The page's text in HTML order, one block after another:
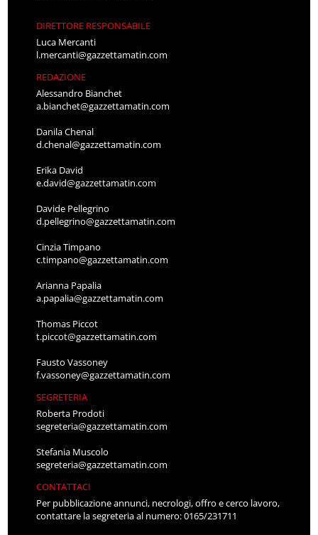
DIRETTORE RESPONSABILE
Luca Mercanti
l.mercanti@gazzettamatin.com
REDAZIONE
Alessandro Bianchet
a.bianchet@gazzettamatin.com
Danila Chenal
d.chenal@gazzettamatin.com
Erika David
e.david@gazzettamatin.com
Davide Pellegrino
d.pellegrino@gazzettamatin.com
Cinzia Timpano
c.timpano@gazzettamatin.com
Arianna Papalia
a.papalia@gazzettamatin.com
Thomas Piccot
t.piccot@gazzettamatin.com
Fausto Vassoney
f.vassoney@gazzettamatin.com
SEGRETERIA
Roberta Prodoti
segreteria@gazzettamatin.com
Stefania Muscolo
segreteria@gazzettamatin.com
CONTATTACI
Per pubblicazione annunci, necrologi, offro e cerco lavoro,
contattare la segreteria al numero: 0165/231711